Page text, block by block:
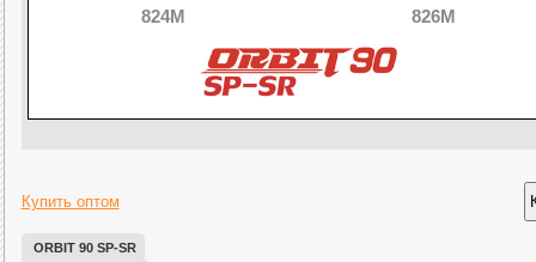
824M 826M
Купить оптом
ORBIT 90 SP-SR